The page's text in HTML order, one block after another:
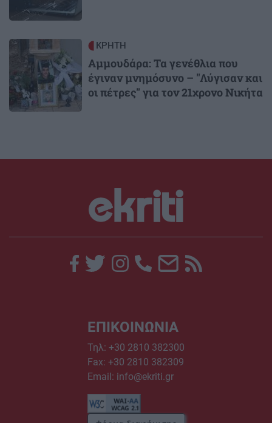
Image ΚΡΗΤΗ
Αμμουδάρα: Τα γενέθλια που
έγιναν μνημόσυνο – "Λύγισαν και
οι πέτρες" για τον 21χρονο Νικήτα
ΕΠΙΚΟΙΝΩΝΙΑ
Τηλ: +30 2810 382300
Fax: +30 2810 382309
Email: info@ekriti.gr